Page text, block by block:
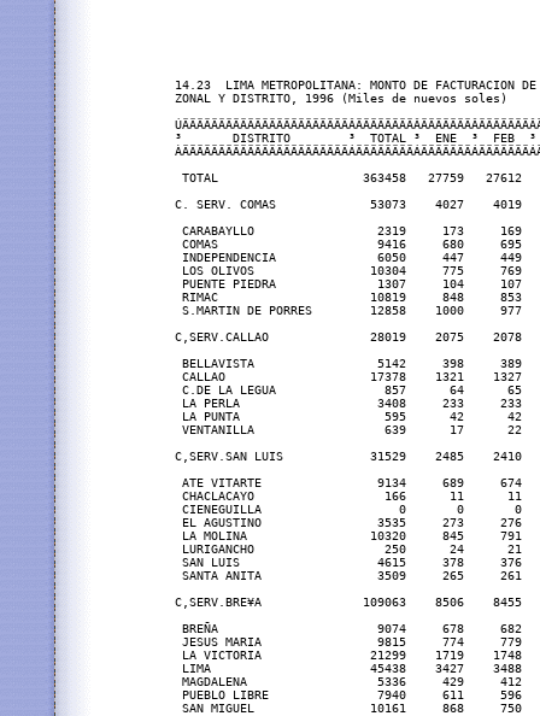
14.23  LIMA METROPOLITANA: MONTO DE FACTURACION DE
ZONAL Y DISTRITO, 1996 (Miles de nuevos soles)
³       DISTRITO        ³  TOTAL ³  ENE  ³  FEB  ³
TOTAL                    363458   27759   27612
C. SERV. COMAS             53073    4027
CARABAYLLO                 2319     173
COMAS                      9416     680     695
INDEPENDENCIA              6050     447
LOS OLIVOS                10304     775
PUENTE PIEDRA              1307     104
RIMAC                     10819     848     853
S.MARTIN DE PORRES        12858    1000
C,SERV.CALLAO              28019    2075
BELLAVISTA                 5142     398
CALLAO                    17378    1321    1327
C.DE LA LEGUA               857      64
LA PERLA                   3408     233     233
LA PUNTA                    595      42
VENTANILLA                  639      17
C,SERV.SAN LUIS            31529    2485
ATE VITARTE                9134     689
CHACLACAYO                  166      11
CIENEGUILLA                   0       0
EL AGUSTINO                3535     273
LA MOLINA                 10320     845
LURIGANCHO                  250      24
SAN LUIS                   4615     378     376
SANTA ANITA                3509     265
C,SERV.BRE¥A              109063    8506
BREÑA                      9074     678     682
JESUS MARIA                9815     774
LA VICTORIA               21299    1719    1748
LIMA                      45438    3427    3488
MAGDALENA                  5336     429
PUEBLO LIBRE               7940     611
SAN MIGUEL                10161     868